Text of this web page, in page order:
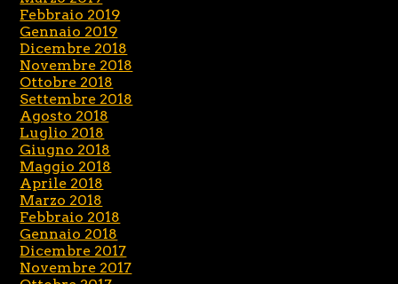
Febbraio 2019
Gennaio 2019
Dicembre 2018
Novembre 2018
Ottobre 2018
Settembre 2018
Agosto 2018
Luglio 2018
Giugno 2018
Maggio 2018
Aprile 2018
Marzo 2018
Febbraio 2018
Gennaio 2018
Dicembre 2017
Novembre 2017